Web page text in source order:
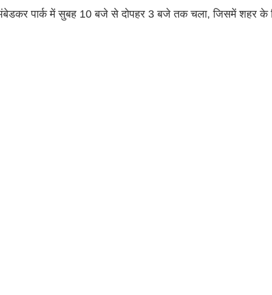
पार्क में सुबह 10 बजे से दोपहर 3 बजे तक चला, जिसमें शहर के